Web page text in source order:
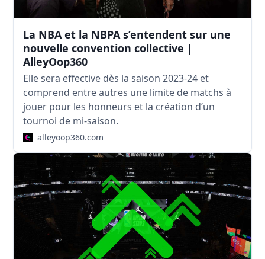
La NBA et la NBPA s’entendent sur une
nouvelle convention collective |
AlleyOop360
Elle sera effective dès la saison 2023-24 et
comprend entre autres une limite de matchs à
jouer pour les honneurs et la création d’un
tournoi de mi-saison.
alleyoop360.com